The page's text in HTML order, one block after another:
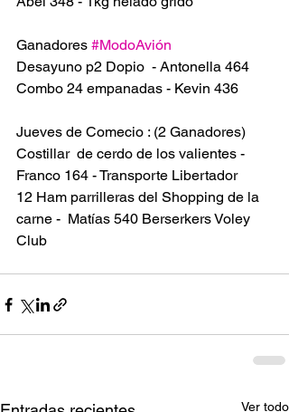
Ganadores #ModoAvión
Desayuno p2 Dopio  - Antonella 464
Combo 24 empanadas - Kevin 436
Jueves de Comecio : (2 Ganadores)
Costillar  de cerdo de los valientes -
Franco 164 - Transporte Libertador
12 Ham parrilleras del Shopping de la
carne -  Matías 540 Berserkers Voley
Club
Ver todo